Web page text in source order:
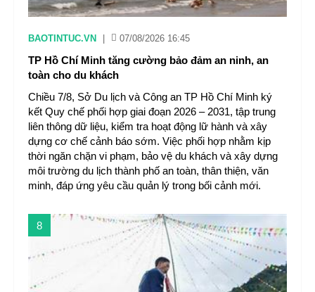
BAOTINTUC.VN 07/08/2026 16:45
TP Hồ Chí Minh tăng cường bảo đảm an ninh, an
toàn cho du khách
Chiều 7/8, Sở Du lịch và Công an TP Hồ Chí Minh ký
kết Quy chế phối hợp giai đoạn 2026 – 2031, tập trung
liên thông dữ liệu, kiểm tra hoạt động lữ hành và xây
dựng cơ chế cảnh báo sớm. Việc phối hợp nhằm kịp
thời ngăn chặn vi phạm, bảo vệ du khách và xây dựng
môi trường du lịch thành phố an toàn, thân thiện, văn
minh, đáp ứng yêu cầu quản lý trong bối cảnh mới.
8